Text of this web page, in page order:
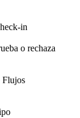
in
o rechaza
Flujos